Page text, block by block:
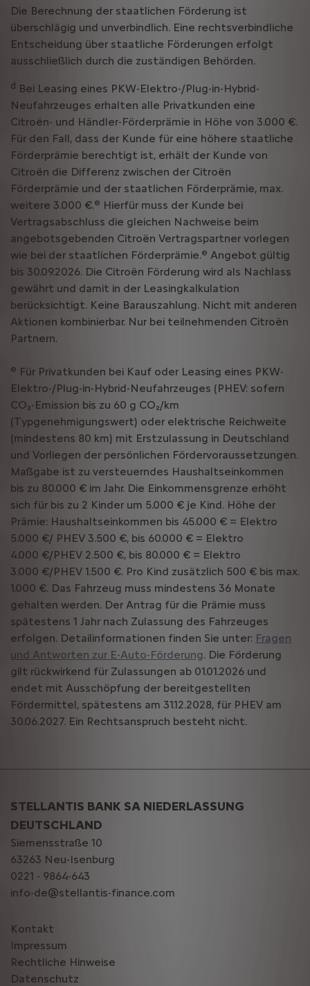
Die Berechnung der staatlichen Förderung ist
überschlägig und unverbindlich. Eine rechtsverbindliche
Entscheidung über staatliche Förderungen erfolgt
ausschließlich durch die zuständigen Behörden.
d Bei Leasing eines PKW-Elektro-/Plug-in-Hybrid-
Neufahrzeuges erhalten alle Privatkunden eine
Citroën- und Händler-Förderprämie in Höhe von 3.000 €.
Für den Fall, dass der Kunde für eine höhere staatliche
Förderprämie berechtigt ist, erhält der Kunde von
Citroën die Differenz zwischen der Citroën
Förderprämie und der staatlichen Förderprämie, max.
weitere 3.000 €.e Hierfür muss der Kunde bei
Vertragsabschluss die gleichen Nachweise beim
angebotsgebenden Citroën Vertragspartner vorlegen
wie bei der staatlichen Förderprämie.e Angebot gültig
bis 30.09.2026. Die Citroën Förderung wird als Nachlass
gewährt und damit in der Leasingkalkulation
berücksichtigt. Keine Barauszahlung. Nicht mit anderen
Aktionen kombinierbar. Nur bei teilnehmenden Citroën
Partnern.
e Für Privatkunden bei Kauf oder Leasing eines PKW-
Elektro-/Plug-in-Hybrid-Neufahrzeuges (PHEV: sofern
CO₂-Emission bis zu 60 g CO₂/km
(Typgenehmigungswert) oder elektrische Reichweite
(mindestens 80 km) mit Erstzulassung in Deutschland
und Vorliegen der persönlichen Fördervoraussetzungen.
Maßgabe ist zu versteuerndes Haushaltseinkommen
bis zu 80.000 € im Jahr. Die Einkommensgrenze erhöht
sich für bis zu 2 Kinder um 5.000 € je Kind. Höhe der
Prämie: Haushaltseinkommen bis 45.000 € = Elektro
5.000 €/ PHEV 3.500 €, bis 60.000 € = Elektro
4.000 €/PHEV 2.500 €, bis 80.000 € = Elektro
3.000 €/PHEV 1.500 €. Pro Kind zusätzlich 500 € bis max.
1.000 €. Das Fahrzeug muss mindestens 36 Monate
gehalten werden. Der Antrag für die Prämie muss
spätestens 1 Jahr nach Zulassung des Fahrzeuges
erfolgen. Detailinformationen finden Sie unter: Fragen
und Antworten zur E-Auto-Förderung. Die Förderung
gilt rückwirkend für Zulassungen ab 01.01.2026 und
endet mit Ausschöpfung der bereitgestellten
Fördermittel, spätestens am 31.12.2028, für PHEV am
30.06.2027. Ein Rechtsanspruch besteht nicht.
STELLANTIS BANK SA NIEDERLASSUNG
DEUTSCHLAND
Siemensstraße 10
63263 Neu-Isenburg
0221 - 9864-643
info-de@stellantis-finance.com
Kontakt
Impressum
Rechtliche Hinweise
Datenschutz